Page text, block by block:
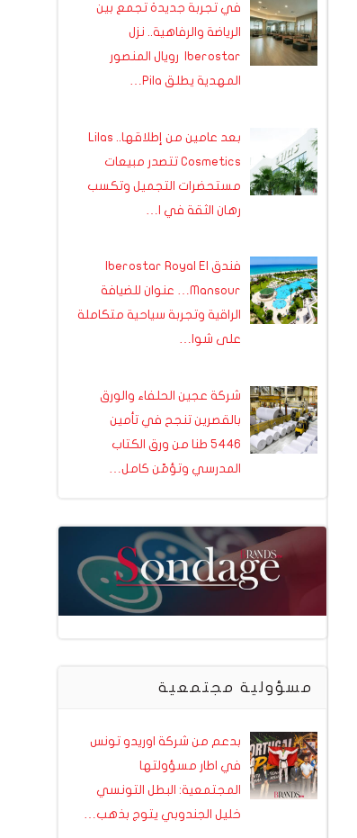
في تجربة جديدة تجمع بين
الرياضة والرفاهية.. نزل
Iberostar رويال المنصور
المهدية يطلق Pila…
بعد عامين من إطلاقها.. Lilas
Cosmetics تتصدر مبيعات
مستحضرات التجميل وتكسب
رهان الثقة في ا…
فندق Iberostar Royal El
Mansour… عنوان للضيافة
الراقية وتجربة سياحية متكاملة
على شوا…
شركة عجين الحلفاء والورق
بالقصرين تنجح في تأمين
5446 طنا من ورق الكتاب
المدرسي وتؤمّن كامل…
مسؤولية مجتمعية
بدعم من شركة اوريدو تونس
في اطار مسؤولتها
المجتمعية: البطل التونسي
خليل الجندوبي يتوج بذهب…